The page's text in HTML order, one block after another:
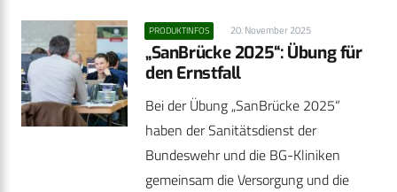
PRODUKTINFOS 20. November 2025
„SanBrücke 2025“: Übung für
den Ernstfall
Bei der Übung „SanBrücke 2025“
haben der Sanitätsdienst der
Bundeswehr und die BG-Kliniken
gemeinsam die Versorgung und die